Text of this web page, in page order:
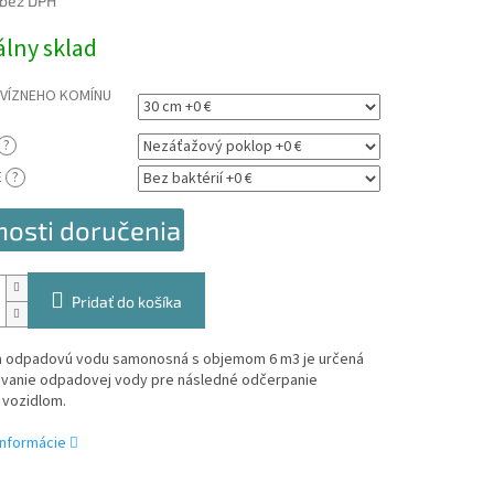
sklad
KOMÍNU
?
?
doručenia
Pridať do košíka
odpadovú vodu samonosná s objemom 6 m3 je určená
odpadovej vody pre následné odčerpanie